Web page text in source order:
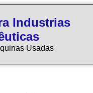
Industrias
Usadas